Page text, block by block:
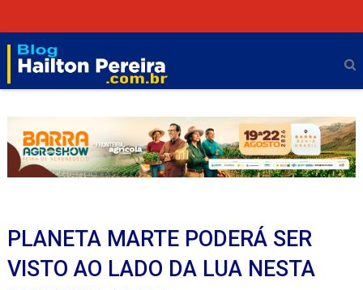
PLANETA MARTE PODERÁ SER
VISTO AO LADO DA LUA NESTA